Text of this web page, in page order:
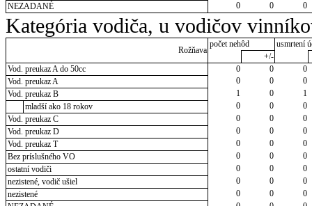
NEZADANÉ
0 0 0
Kategória vodiča, u vodičov
Rožňava
počet nehôd
usmrtení
+/-
Vod. preukaz A do 50cc
0 0
0
Vod. preukaz A
0 0
0
Vod. preukaz B
1 0
1
mladší ako 18 rokov
0 0
0
Vod. preukaz C
0 0
0
Vod. preukaz D
0 0
0
Vod. preukaz T
0 0
0
Bez príslušného VO
0 0
0
ostatní vodiči
0 0
0
nezistené, vodič ušiel
0 0
0
nezistené
0 0
0